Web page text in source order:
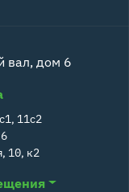
вал, дом 6
11с2
10, к2